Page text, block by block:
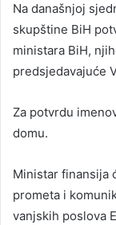
Na današnjoj
skupštine BiH
ministara BiH,
predsjedavajuće
Za potvrdu
domu.
Ministar finansija
prometa i
vanjskih poslova